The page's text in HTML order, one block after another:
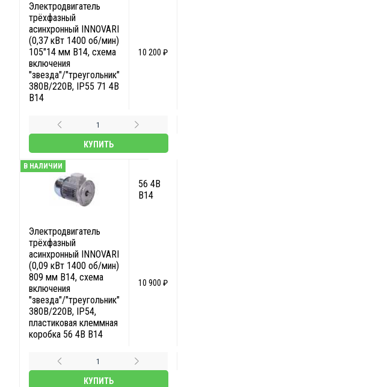
Электродвигатель
трёхфазный
асинхронный INNOVARI
(0,37 кВт 1400 об/мин)
105"14 мм B14, схема
включения
"звезда"/"треугольник"
380В/220В, IP55 71 4B
B14
10 200 ₽
КУПИТЬ
В НАЛИЧИИ
56 4B
B14
Электродвигатель
трёхфазный
асинхронный INNOVARI
(0,09 кВт 1400 об/мин)
809 мм B14, схема
включения
"звезда"/"треугольник"
380В/220В, IP54,
пластиковая клеммная
коробка 56 4B B14
10 900 ₽
КУПИТЬ